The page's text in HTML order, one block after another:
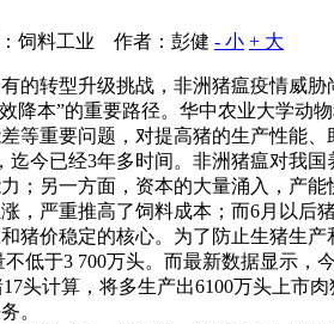
饲料工业 作者：彭健 - 小 + 大
的转型升级挑战，非洲猪瘟疫情威
降本”的重要路径。华中农业大学动
等重要问题，对提高猪的生产性能、
迄今已经3年多时间。非洲猪瘟对我
；另一方面，资本的大量涌入，产
，严重推高了饲料成本；而6月以后
猪价稳定的核心。为了防止生猪生
低于3 700万头。而最新数据显示
头计算，将多生产出6100万头上市
。